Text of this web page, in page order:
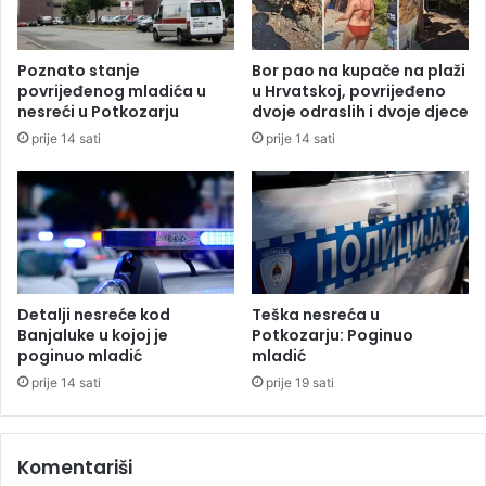
i
c
:
S
o
b
a
ć
a
j
p
o
t
p
n
o
v
i
e
u
c
u
B
a
n
j
a
l
u
Poznato stanje
povrijeđenog mladića u
nesreći u Potkozarju
prije 14 sati
Bor pao na kupače na plaži
u Hrvatskoj, povrijeđeno
dvoje odraslih i dvoje djece
prije 14 sati
Detalji nesreće kod
Banjaluke u kojoj je
poginuo mladić
prije 14 sati
Teška nesreća u
Potkozarju: Poginuo
mladić
prije 19 sati
Komentariši